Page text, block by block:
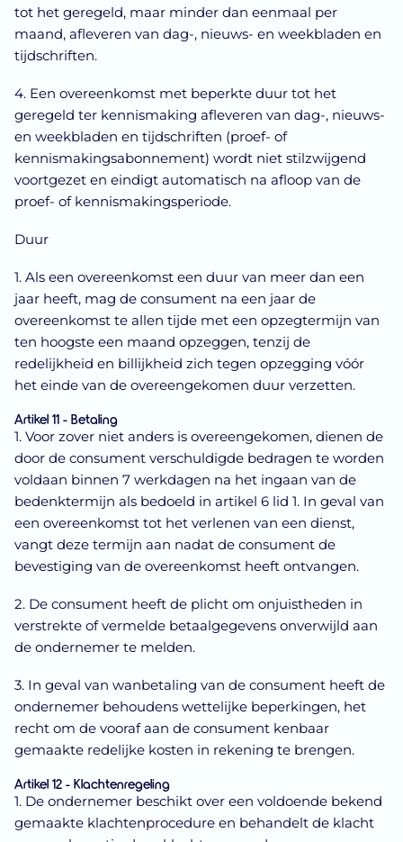
tot het geregeld, maar minder dan eenmaal per
maand, afleveren van dag-, nieuws- en weekbladen en
tijdschriften.
4. Een overeenkomst met beperkte duur tot het
geregeld ter kennismaking afleveren van dag-, nieuws-
en weekbladen en tijdschriften (proef- of
kennismakingsabonnement) wordt niet stilzwijgend
voortgezet en eindigt automatisch na afloop van de
proef- of kennismakingsperiode.
Duur
1. Als een overeenkomst een duur van meer dan een
jaar heeft, mag de consument na een jaar de
overeenkomst te allen tijde met een opzegtermijn van
ten hoogste een maand opzeggen, tenzij de
redelijkheid en billijkheid zich tegen opzegging vóór
het einde van de overeengekomen duur verzetten.
Artikel 11 - Betaling
1. Voor zover niet anders is overeengekomen, dienen de
door de consument verschuldigde bedragen te worden
voldaan binnen 7 werkdagen na het ingaan van de
bedenktermijn als bedoeld in artikel 6 lid 1. In geval van
een overeenkomst tot het verlenen van een dienst,
vangt deze termijn aan nadat de consument de
bevestiging van de overeenkomst heeft ontvangen.
2. De consument heeft de plicht om onjuistheden in
verstrekte of vermelde betaalgegevens onverwijld aan
de ondernemer te melden.
3. In geval van wanbetaling van de consument heeft de
ondernemer behoudens wettelijke beperkingen, het
recht om de vooraf aan de consument kenbaar
gemaakte redelijke kosten in rekening te brengen.
Artikel 12 - Klachtenregeling
1. De ondernemer beschikt over een voldoende bekend
gemaakte klachtenprocedure en behandelt de klacht